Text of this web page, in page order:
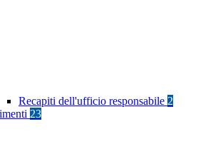
Recapiti dell'ufficio responsabile 2
23